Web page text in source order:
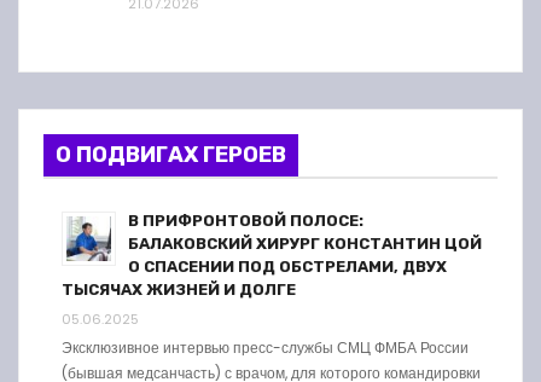
21.07.2026
О ПОДВИГАХ ГЕРОЕВ
В ПРИФРОНТОВОЙ ПОЛОСЕ:
БАЛАКОВСКИЙ ХИРУРГ КОНСТАНТИН ЦОЙ
О СПАСЕНИИ ПОД ОБСТРЕЛАМИ, ДВУХ
ТЫСЯЧАХ ЖИЗНЕЙ И ДОЛГЕ
05.06.2025
Эксклюзивное интервью пресс-службы СМЦ ФМБА России
(бывшая медсанчасть) с врачом, для которого командировки